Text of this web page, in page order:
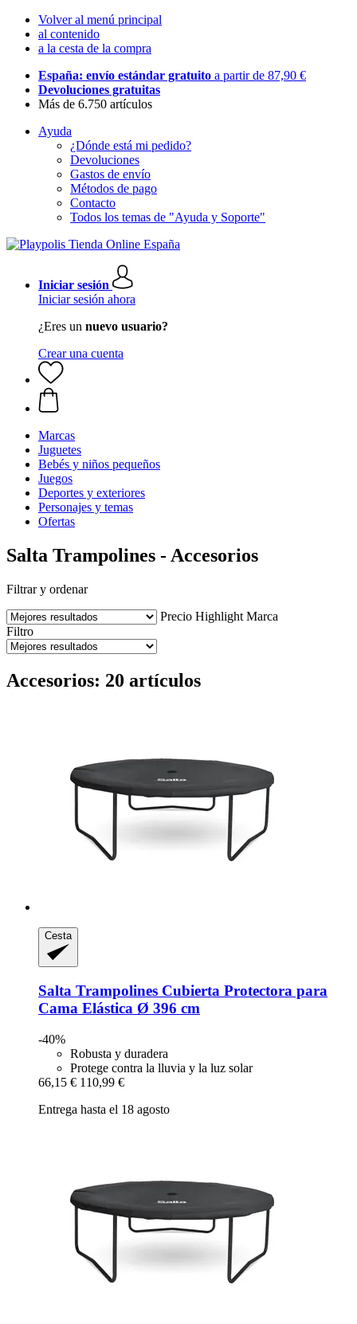
Volver al menú principal
al contenido
a la cesta de la compra
España: envío estándar gratuito a partir de 87,90 €
Devoluciones gratuitas
Más de 6.750 artículos
Ayuda
¿Dónde está mi pedido?
Devoluciones
Gastos de envío
Métodos de pago
Contacto
Todos los temas de "Ayuda y Soporte"
Iniciar sesión
Iniciar sesión ahora
¿Eres un nuevo usuario?
Crear una cuenta
Marcas
Juguetes
Bebés y niños pequeños
Juegos
Deportes y exteriores
Personajes y temas
Ofertas
Salta Trampolines - Accesorios
Filtrar y ordenar
Precio Highlight Marca
Filtro
Accesorios: 20 artículos
Cesta
Salta Trampolines Cubierta Protectora para
Cama Elástica Ø 396 cm
-40%
Robusta y duradera
Protege contra la lluvia y la luz solar
66,15 € 110,99 €
Entrega hasta el 18 agosto